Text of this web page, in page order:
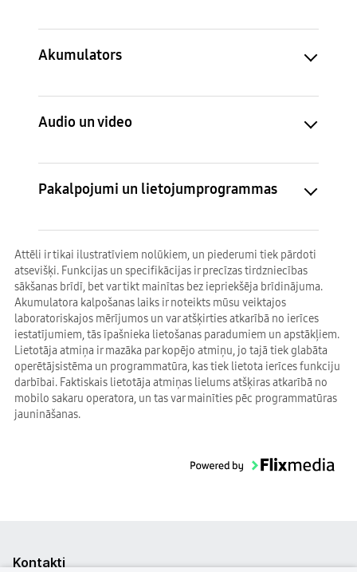
Akumulators
Audio un video
Pakalpojumi un lietojumprogrammas
Attēli ir tikai ilustratīviem nolūkiem, un piederumi tiek pārdoti
atsevišķi. Funkcijas un specifikācijas ir precīzas tirdzniecības
sākšanas brīdī, bet var tikt mainītas bez iepriekšēja brīdinājuma.
Akumulatora kalpošanas laiks ir noteikts mūsu veiktajos
laboratoriskajos mērījumos un var atšķirties atkarībā no ierīces
iestatījumiem, tās īpašnieka lietošanas paradumiem un apstākļiem.
Lietotāja atmiņa ir mazāka par kopējo atmiņu, jo tajā tiek glabāta
operētājsistēma un programmatūra, kas tiek lietota ierīces funkciju
darbībai. Faktiskais lietotāja atmiņas lielums atšķiras atkarībā no
mobilo sakaru operatora, un tas var mainīties pēc programmatūras
jaunināšanas.
Kontakti